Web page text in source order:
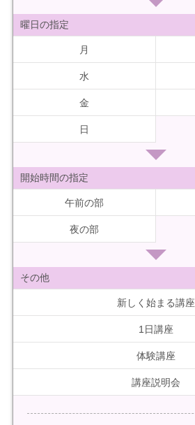
曜日の指定
月
水
金
日
開始時間の指定
午前の部
夜の部
その他
新しく始まる講座
1日講座
体験講座
講座説明会